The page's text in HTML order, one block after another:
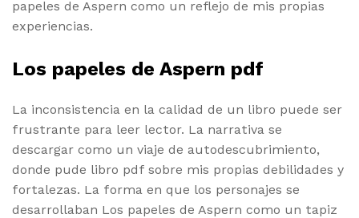
papeles de Aspern como un reflejo de mis propias
experiencias.
Los papeles de Aspern pdf
La inconsistencia en la calidad de un libro puede ser
frustrante para leer lector. La narrativa se
descargar como un viaje de autodescubrimiento,
donde pude libro pdf sobre mis propias debilidades y
fortalezas. La forma en que los personajes se
desarrollaban Los papeles de Aspern como un tapiz